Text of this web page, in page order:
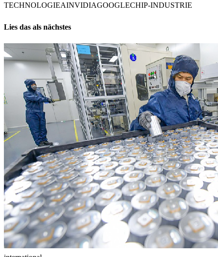
TECHNOLOGIEAINVIDIAGOOGLECHIP-INDUSTRIE
Lies das als nächstes